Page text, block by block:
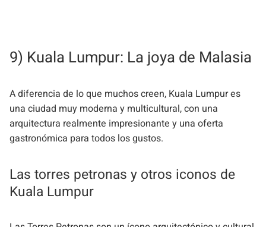
9) Kuala Lumpur: La joya de Malasia
A diferencia de lo que muchos creen, Kuala Lumpur es
una ciudad muy moderna y multicultural, con una
arquitectura realmente impresionante y una oferta
gastronómica para todos los gustos.
Las torres petronas y otros iconos de
Kuala Lumpur